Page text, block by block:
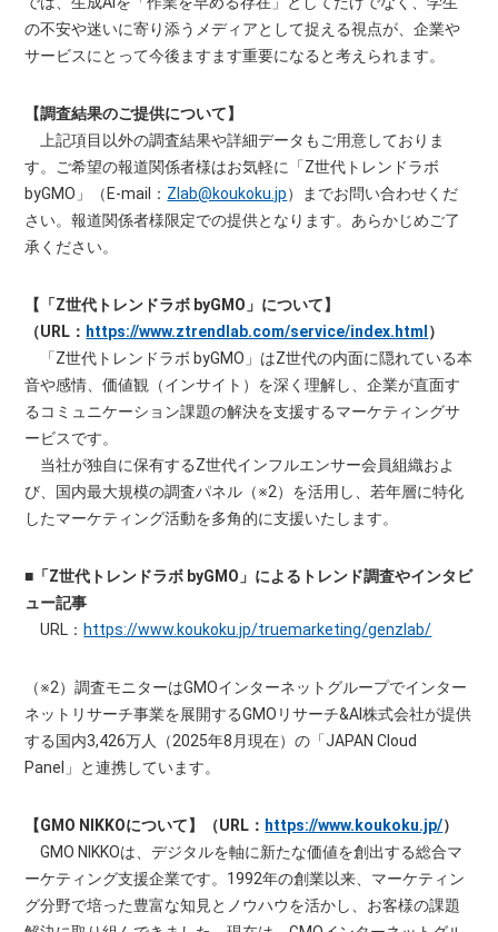
の不安や迷いに寄り添うメディアとして捉える視点が、企業や
サービスにとって今後ますます重要になると考えられます。
【調査結果のご提供について】
上記項目以外の調査結果や詳細データもご用意しておりま
す。ご希望の報道関係者様はお気軽に「Z世代トレンドラボ
byGMO」（E-mail： Zlab@koukoku.jp）までお問い合わせくだ
さい。報道関係者様限定での提供となります。あらかじめご了
承ください。
【「Z世代トレンドラボ byGMO」について】
（URL： https://www.ztrendlab.com/service/index.html ）
「Z世代トレンドラボ byGMO」はZ世代の内面に隠れている本
音や感情、価値観（インサイト）を深く理解し、企業が直面す
るコミュニケーション課題の解決を支援するマーケティングサ
ービスです。
当社が独自に保有するZ世代インフルエンサー会員組織およ
び、国内最大規模の調査パネル（※2）を活用し、若年層に特化
したマーケティング活動を多角的に支援いたします。
■「Z世代トレンドラボ byGMO」によるトレンド調査やインタビ
ュー記事
URL： https://www.koukoku.jp/truemarketing/genzlab/
（※2）調査モニターはGMOインターネットグループでインター
ネットリサーチ事業を展開するGMOリサーチ&AI株式会社が提供
する国内3,426万人（2025年8月現在）の「JAPAN Cloud
Panel」と連携しています。
【GMO NIKKOについて】（URL： https://www.koukoku.jp/）
GMO NIKKOは、デジタルを軸に新たな価値を創出する総合マ
ーケティング支援企業です。1992年の創業以来、マーケティン
グ分野で培った豊富な知見とノウハウを活かし、お客様の課題